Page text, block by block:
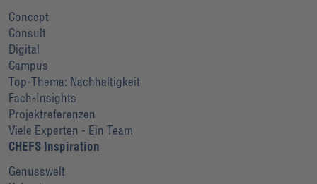
Concept
Consult
Digital
Campus
Top-Thema: Nachhaltigkeit
Fach-Insights
Projektreferenzen
Viele Experten - Ein Team
CHEFS Inspiration
Genusswelt